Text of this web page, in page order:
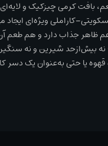
بافت کرمی چیزکیک و
ویژه‌ای
ظاهر جذاب دارد و هم طعم
نه بیش‌ازحد شیرین و نه
قهوه یا حتی به‌عنوان یک دسر